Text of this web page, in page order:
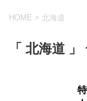
HOME > 北海道
「 北海道 」